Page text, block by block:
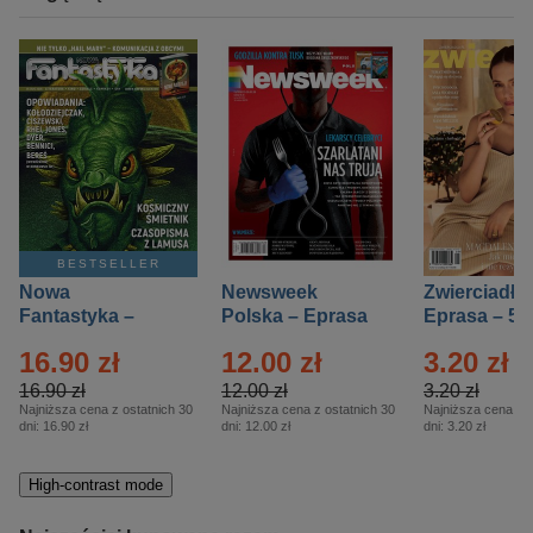
BESTSELLER
Nowa
Fantastyka –
16.90 zł
16.90 zł
Najniższa cena z ostatnich 30
dni: 16.90 zł
Newsweek
Polska – Eprasa
12.00 zł
12.00 zł
Najniższa cena z ostatnich 30
dni: 12.00 zł
Zwierciadło
Eprasa – 5/
3.20 zł
3.20 zł
Najniższa cena z
dni: 3.20 zł
High-contrast mode